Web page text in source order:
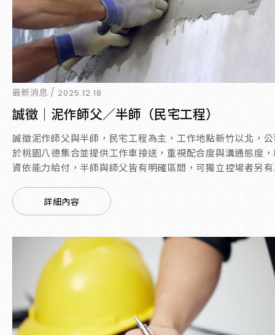
最新消息 / 2025.12.18
誠徵｜泥作師父／半師（民宅工程）
誠徵泥作師父與半師，民宅工程為主，工作地點新竹以北，
於桃園八德集合並提供工作車接送，重視配合度與溝通態度
資依能力給付，半師與師父皆有明確區間，可獨立控場者另有
詳細內容